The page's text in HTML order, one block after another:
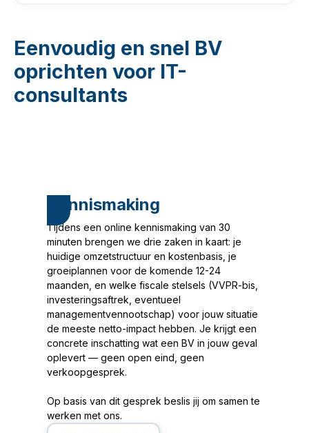
Eenvoudig en snel BV
oprichten voor IT-
consultants
Kennismaking
Tijdens een online kennismaking van 30
minuten brengen we drie zaken in kaart: je
huidige omzetstructuur en kostenbasis, je
groeiplannen voor de komende 12-24
maanden, en welke fiscale stelsels (VVPR-bis,
investeringsaftrek, eventueel
managementvennootschap) voor jouw situatie
de meeste netto-impact hebben. Je krijgt een
concrete inschatting wat een BV in jouw geval
oplevert — geen open eind, geen
verkoopgesprek.
Op basis van dit gesprek beslis jij om samen te
werken met ons.